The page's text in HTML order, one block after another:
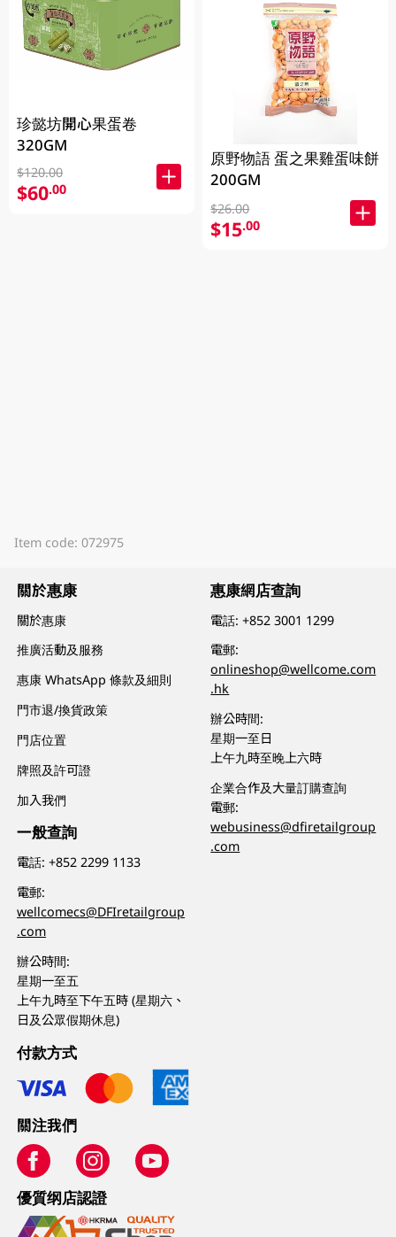
珍懿坊開心果蛋卷
320GM
$120.00
$60.00
原野物語 蛋之果雞蛋味餅
200GM
$26.00
$15.00
Item code: 072975
關於惠康
關於惠康
推廣活動及服務
惠康 WhatsApp 條款及細則
門市退/換貨政策
門店位置
牌照及許可證
加入我們
一般查詢
電話:+852 2299 1133
電郵:
wellcomecs@DFIretailgroup
.com
辦公時間:
星期一至五
上午九時至下午五時 (星期六、
日及公眾假期休息)
惠康網店查詢
電話:+852 3001 1299
電郵:
onlineshop@wellcome.com
.hk
辦公時間:
星期一至日
上午九時至晚上六時
企業合作及大量訂購查詢
電郵:
webusiness@dfiretailgroup
.com
付款方式
關注我們
優質纲店認證